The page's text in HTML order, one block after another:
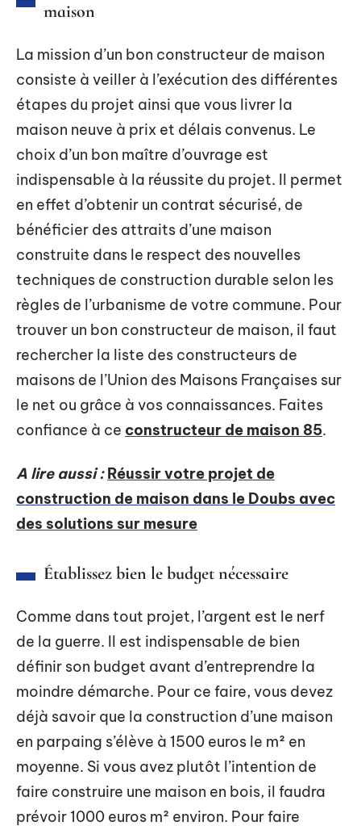
maison
La mission d’un bon constructeur de maison
consiste à veiller à l’exécution des différentes
étapes du projet ainsi que vous livrer la
maison neuve à prix et délais convenus. Le
choix d’un bon maître d’ouvrage est
indispensable à la réussite du projet. Il permet
en effet d’obtenir un contrat sécurisé, de
bénéficier des attraits d’une maison
construite dans le respect des nouvelles
techniques de construction durable selon les
règles de l’urbanisme de votre commune. Pour
trouver un bon constructeur de maison, il faut
rechercher la liste des constructeurs de
maisons de l’Union des Maisons Françaises sur
le net ou grâce à vos connaissances. Faites
confiance à ce constructeur de maison 85.
A lire aussi : Réussir votre projet de
construction de maison dans le Doubs avec
des solutions sur mesure
Établissez bien le budget nécessaire
Comme dans tout projet, l’argent est le nerf
de la guerre. Il est indispensable de bien
définir son budget avant d’entreprendre la
moindre démarche. Pour ce faire, vous devez
déjà savoir que la construction d’une maison
en parpaing s’élève à 1500 euros le m² en
moyenne. Si vous avez plutôt l’intention de
faire construire une maison en bois, il faudra
prévoir 1000 euros m² environ. Pour faire